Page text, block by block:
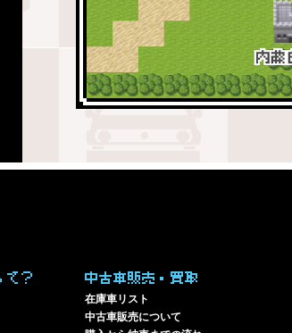
て？ 中古車販売・買取
在庫車リスト
中古車販売について